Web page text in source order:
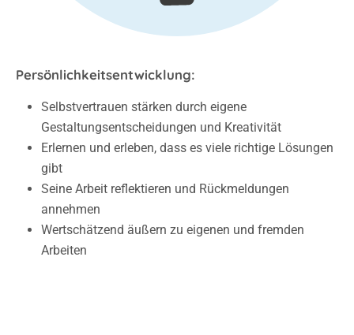
Persönlichkeitsentwicklung:
Selbstvertrauen stärken durch eigene
Gestaltungsentscheidungen und Kreativität
Erlernen und erleben, dass es viele richtige Lösungen
gibt
Seine Arbeit reflektieren und Rückmeldungen
annehmen
Wertschätzend äußern zu eigenen und fremden
Arbeiten